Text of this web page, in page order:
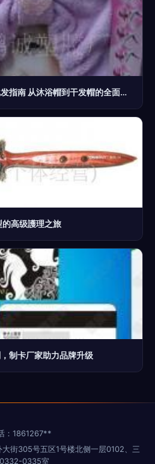
美容美发个人护理用品批发指南 从沐浴帽到干发帽的全面选择
高级護理之旅
制卡厂家助力品牌升级
：1861267**
街305号五区1号楼北侧一层0102、三
0335室